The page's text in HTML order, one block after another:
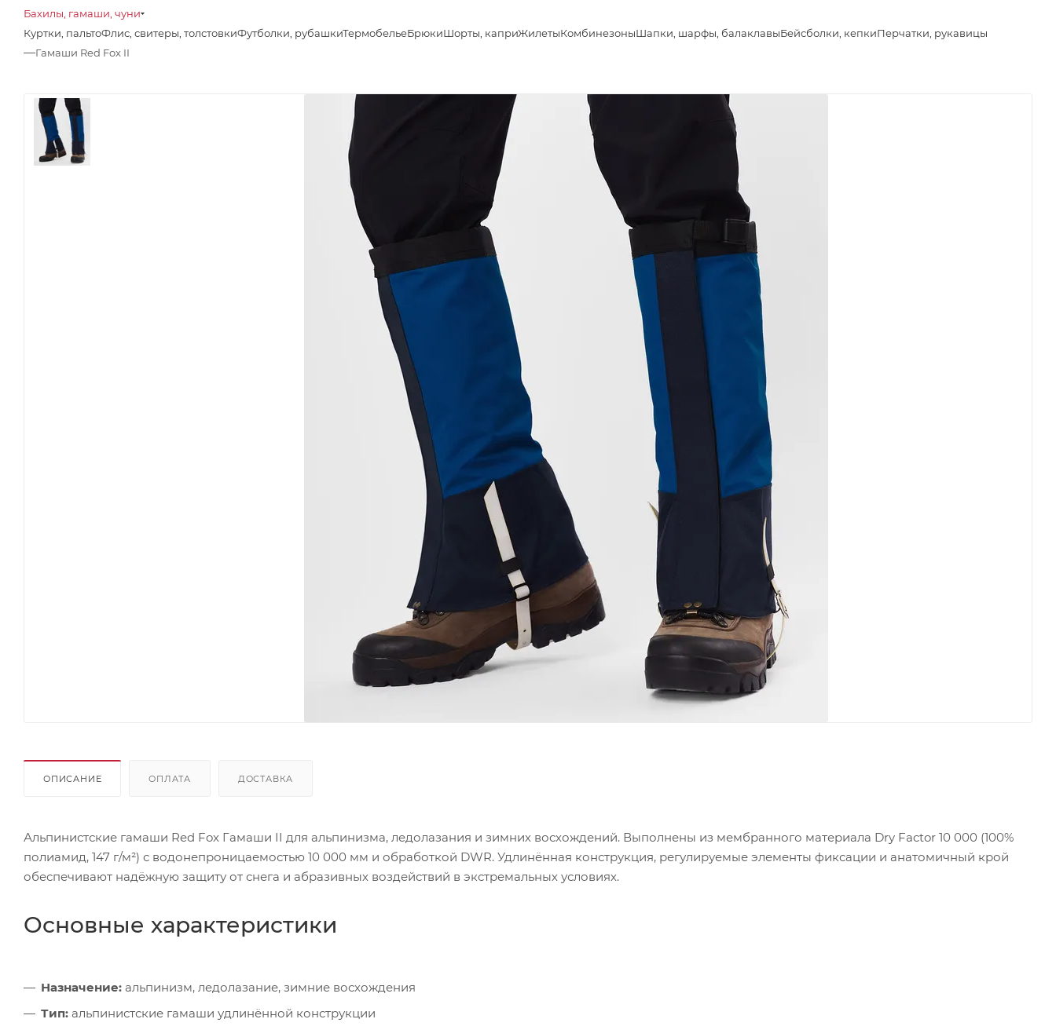
Бахилы, гамаши, чуни
Куртки, пальтоФлис, свитеры, толстовкиФутболки, рубашкиТермобельеБрюкиШорты, каприЖилетыКомбинезоныШапки, шарфы, балаклавыБейсболки, кепкиПерчатки, рукавицы
—Гамаши Red Fox II
ОПИСАНИЕ ОПЛАТА ДОСТАВКА
Альпинистские гамаши Red Fox Гамаши II для альпинизма, ледолазания и зимних восхождений. Выполнены из мембранного материала Dry Factor 10 000 (100%
полиамид, 147 г/м²) с водонепроницаемостью 10 000 мм и обработкой DWR. Удлинённая конструкция, регулируемые элементы фиксации и анатомичный крой
обеспечивают надёжную защиту от снега и абразивных воздействий в экстремальных условиях.
Основные характеристики
Назначение: альпинизм, ледолазание, зимние восхождения
Тип: альпинистские гамаши удлинённой конструкции